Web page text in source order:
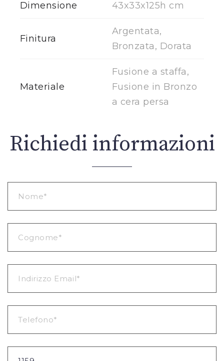
Dimensione 43x33x125h cm
Finitura
Argentata,
Bronzata, Dorata
Materiale
Fusione a staffa,
Fusione in Bronzo
a cera persa
Richiedi informazioni